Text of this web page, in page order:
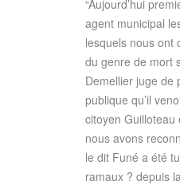
“Aujourd’hui
agent municipal
lesquels nous ont
du genre de mort
Demellier juge de
publique qu’il
citoyen
nous avons
le dit Funé a été
ramaux ? depuis